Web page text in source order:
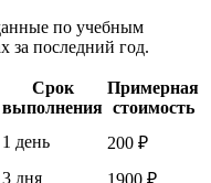
по учебным
за последний год.
Срок
выполнения
Примерная
стоимость
1 день
200 ₽
3 дня 1900 ₽